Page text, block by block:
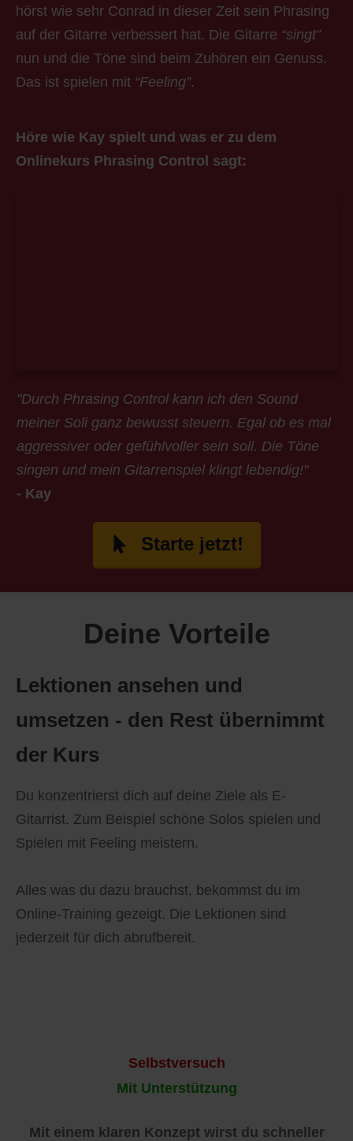
hörst wie sehr Conrad in dieser Zeit sein Phrasing
auf der Gitarre verbessert hat. Die Gitarre “singt”
nun und die Töne sind beim Zuhören ein Genuss.
Das ist spielen mit “Feeling”.
Höre wie Kay spielt und was er zu dem
Onlinekurs Phrasing Control sagt:
"Durch Phrasing Control kann ich den Sound
meiner Soli ganz bewusst steuern. Egal ob es mal
aggressiver oder gefühlvoller sein soll. Die Töne
singen und mein Gitarrenspiel klingt lebendig!"
- Kay
Starte jetzt!
Deine Vorteile
Lektionen ansehen und
umsetzen - den Rest übernimmt
der Kurs
Du konzentrierst dich auf deine Ziele als E-
Gitarrist. Zum Beispiel schöne Solos spielen und
Spielen mit Feeling meistern.
Alles was du dazu brauchst, bekommst du im
Online-Training gezeigt. Die Lektionen sind
jederzeit für dich abrufbereit.
Selbstversuch
Mit Unterstützung
Mit einem klaren Konzept wirst du schneller